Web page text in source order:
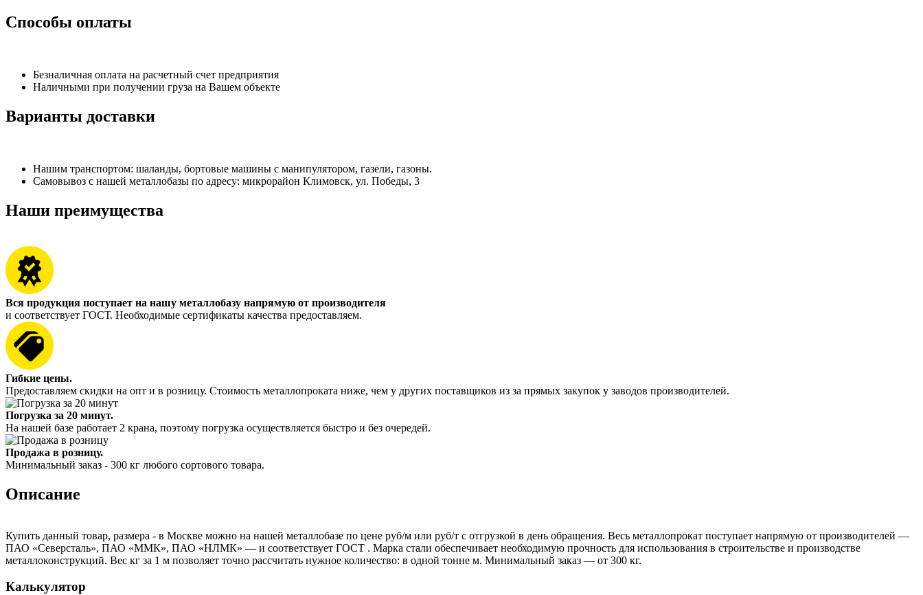
Способы оплаты
Безналичная оплата на расчетный счет предприятия
Наличными при получении груза на Вашем объекте
Варианты доставки
Нашим транспортом: шаланды, бортовые машины с манипулятором, газели, газоны.
Самовывоз с нашей металлобазы по адресу: микрорайон Климовск, ул. Победы, 3
Наши преимущества
Вся продукция поступает на нашу металлобазу напрямую от производителя
и соответствует ГОСТ. Необходимые сертификаты качества предоставляем.
Гибкие цены.
Предоставляем скидки на опт и в розницу. Стоимость металлопроката ниже, чем у других поставщиков из за прямых закупок у заводов производителей.
Погрузка за 20 минут.
На нашей базе работает 2 крана, поэтому погрузка осуществляется быстро и без очередей.
Продажа в розницу.
Минимальный заказ - 300 кг любого сортового товара.
Описание
Купить данный товар, размера - в Москве можно на нашей металлобазе по цене руб/м или руб/т с отгрузкой в день обращения. Весь металлопрокат поступает напрямую от производителей —
ПАО «Северсталь», ПАО «ММК», ПАО «НЛМК» — и соответствует ГОСТ . Марка стали обеспечивает необходимую прочность для использования в строительстве и производстве
металлоконструкций. Вес кг за 1 м позволяет точно рассчитать нужное количество: в одной тонне м. Минимальный заказ — от 300 кг.
Калькулятор